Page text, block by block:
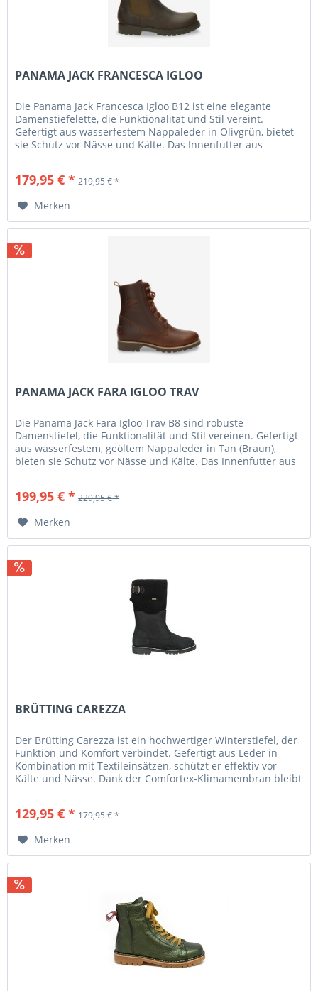
PANAMA JACK FRANCESCA IGLOO
Die Panama Jack Francesca Igloo B12 ist eine elegante
Damenstiefelette, die Funktionalität und Stil vereint.
Gefertigt aus wasserfestem Nappaleder in Olivgrün, bietet
sie Schutz vor Nässe und Kälte. Das Innenfutter aus
179,95 € * 219,95 € *
Merken
PANAMA JACK FARA IGLOO TRAV
Die Panama Jack Fara Igloo Trav B8 sind robuste
Damenstiefel, die Funktionalität und Stil vereinen. Gefertigt
aus wasserfestem, geöltem Nappaleder in Tan (Braun),
bieten sie Schutz vor Nässe und Kälte. Das Innenfutter aus
199,95 € * 229,95 € *
Merken
BRÜTTING CAREZZA
Der Brütting Carezza ist ein hochwertiger Winterstiefel, der
Funktion und Komfort verbindet. Gefertigt aus Leder in
Kombination mit Textileinsätzen, schützt er effektiv vor
Kälte und Nässe. Dank der Comfortex-Klimamembran bleibt
129,95 € * 179,95 € *
Merken